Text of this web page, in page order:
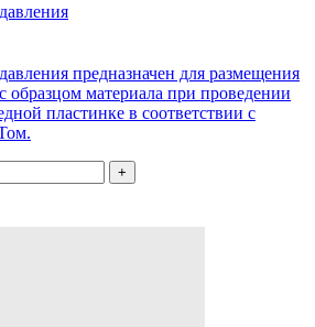
предназначен для размещения
образцом материала при проведении
пластинке в соответствии с
+